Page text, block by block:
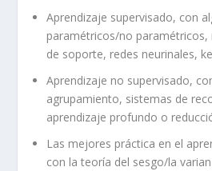
Aprendizaje supervisado, con
paramétricos/no paramétricos,
de soporte, redes neurinales,
Aprendizaje no supervisado,
agrupamiento, sistemas de
aprendizaje profundo o
Las mejores práctica en el
con la teoría del sesgo/la